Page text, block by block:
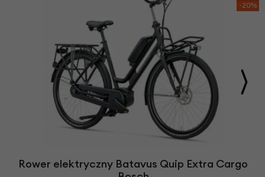
-20%
Rower elektryczny Batavus Quip Extra Cargo